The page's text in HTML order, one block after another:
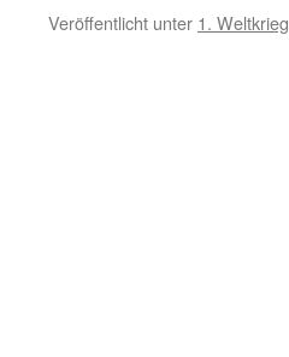
Veröffentlicht unter 1. Weltkrieg